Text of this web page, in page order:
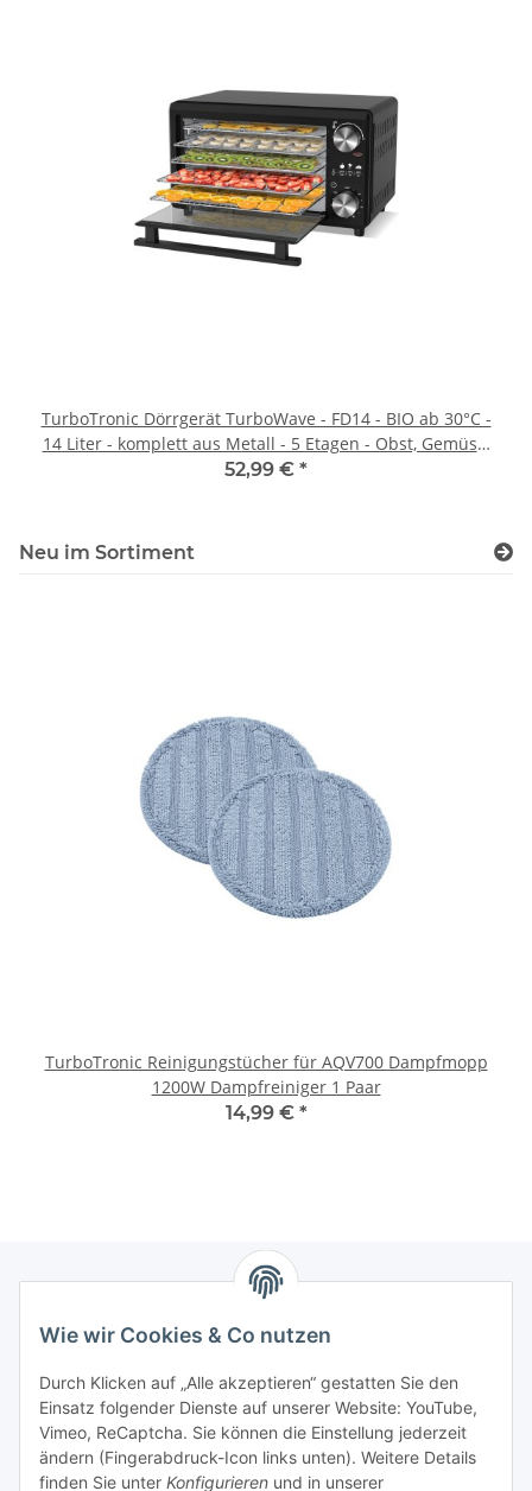
TurboTronic Dörrgerät TurboWave - FD14 - BIO ab 30°C -
14 Liter - komplett aus Metall - 5 Etagen - Obst, Gemüse,
Fleisch, Pilze und co Früchtetrockner Dörrapparat Dörrer
52,99 € *
Neu im Sortiment
TurboTronic Reinigungstücher für AQV700 Dampfmopp
1200W Dampfreiniger 1 Paar
14,99 € *
Newsletter Abonnieren
Bitte senden Sie mir entsprechend Ihrer
Datenschutzerklärungregelmäßig und jederzeit widerruflich
Informationen zu Ihrem Produktsortiment per E-Mail zu.
Wie wir Cookies & Co nutzen
Durch Klicken auf „Alle akzeptieren“ gestatten Sie den
Einsatz folgender Dienste auf unserer Website: YouTube,
Vimeo, ReCaptcha. Sie können die Einstellung jederzeit
ändern (Fingerabdruck-Icon links unten). Weitere Details
finden Sie unter Konfigurieren und in unserer